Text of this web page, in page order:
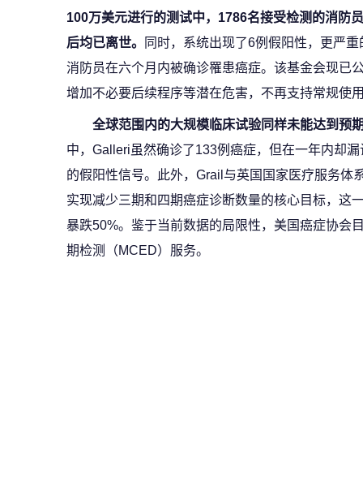
100万美元进行的测试中，1786名接受检测的消防
后均已离世。
同时，系统出现了6例假阳性，更严
消防员在六个月内被确诊罹患癌症。该基金会现已
增加不必要后续程序等潜在危害，不再支持常规使
全球范围内的大规模临床试验同样未能达到预
中，Galleri虽然确诊了133例癌症，但在一年内却
的假阳性信号。此外，Grail与英国国家医疗服务体
实现减少三期和四期癌症诊断数量的核心目标，这
暴跌50%。鉴于当前数据的局限性，美国癌症协会
期检测（MCED）服务。